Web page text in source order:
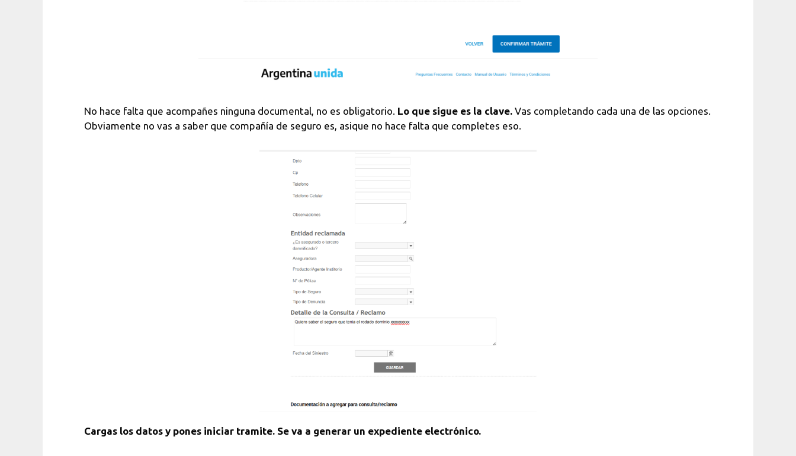
No hace falta que acompañes ninguna documental, no es obligatorio. Lo que sigue es la clave. Vas completando cada una de las opciones.
Obviamente no vas a saber que compañía de seguro es, asique no hace falta que completes eso.
Cargas los datos y pones iniciar tramite. Se va a generar un expediente electrónico.